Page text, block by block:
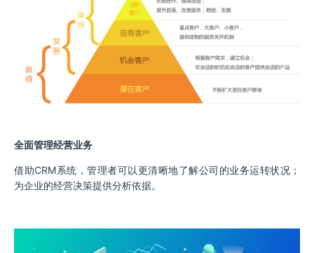
全面管理经营业务
借助CRM系统，管理者可以更清晰地了解公司的业务运转状况；
为企业的经营决策提供分析依据。